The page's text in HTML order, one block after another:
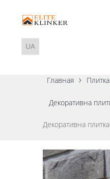
Главная
Декоративна
Декоративна